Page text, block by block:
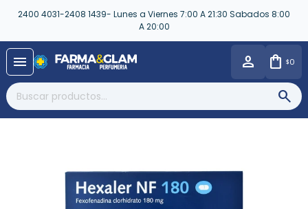
2400 4031-2408 1439- Lunes a Viernes 7:00 A 21:30 Sabados 8:00
A 20:00
menu $0